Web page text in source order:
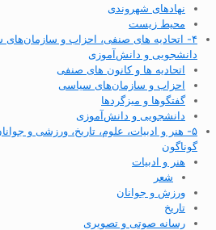
نهادهای شهروندی
محیط زیست
۴- اتحادیه های صنفی، احزاب و سازمان‌های
دانشجویی و دانش‌آموزی
اتحادیه ها و کانون های صنفی
احزاب و سازمان‌های سیاسی
گفتگوها و میزگردها
دانشجویی و دانش‌آموزی
۵- هنر و ادبیات، علوم، تاریخ، ورزشی و
گوناگون
هنر و ادبیات
شعر
ورزش و جوانان
تاریخ
رسانه صوتی و تصویری